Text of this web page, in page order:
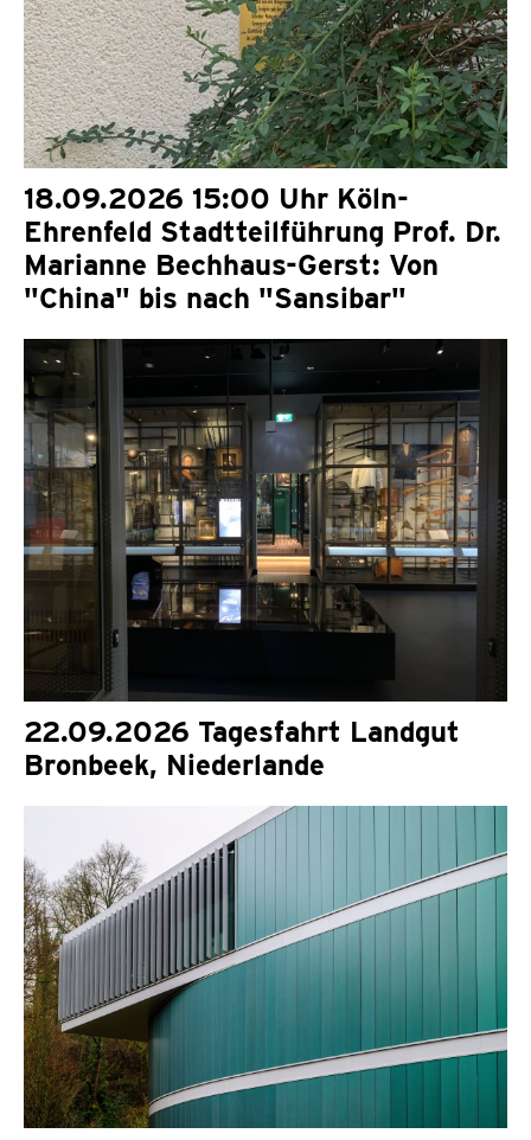
18.09.2026 15:00 Uhr Köln-
Ehrenfeld Stadtteilführung Prof. Dr.
Marianne Bechhaus-Gerst: Von
"China" bis nach "Sansibar"
22.09.2026 Tagesfahrt Landgut
Bronbeek, Niederlande